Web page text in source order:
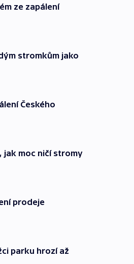
ze zapálení
stromkům jako
Českého
jak moc ničí stromy
prodeje
parku hrozí až